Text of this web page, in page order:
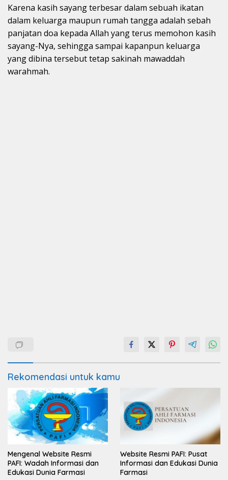
Karena kasih sayang terbesar dalam sebuah ikatan
dalam keluarga maupun rumah tangga adalah sebah
panjatan doa kepada Allah yang terus memohon kasih
sayang-Nya, sehingga sampai kapanpun keluarga
yang dibina tersebut tetap sakinah mawaddah
warahmah.
Rekomendasi untuk kamu
Mengenal Website Resmi
PAFI: Wadah Informasi dan
Edukasi Dunia Farmasi
Website Resmi PAFI: Pusat
Informasi dan Edukasi Dunia
Farmasi